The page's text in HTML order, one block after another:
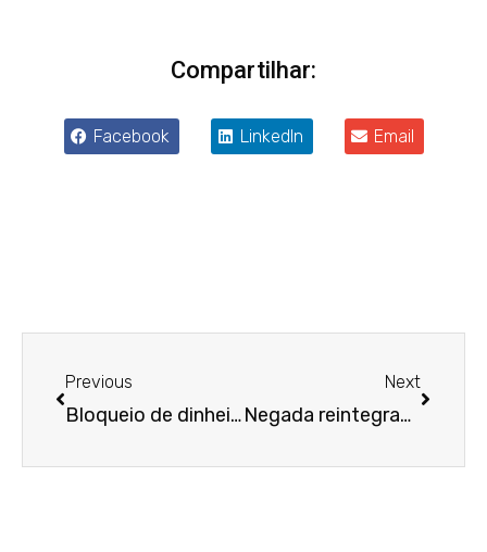
Compartilhar:
Facebook LinkedIn Email
Previous
Bloqueio de dinheiro em conta de empresa para pagar dívida trabalhista é mantido
Next
Negada reintegração de posse de imóvel ocupado por irmã da proprietária há mais de 20 anos